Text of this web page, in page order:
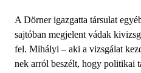
A Dörner igazgatta társulat
sajtóban megjelent vádak
fel. Mihályi – aki a vizsgálat
nek arról beszélt, hogy politikai